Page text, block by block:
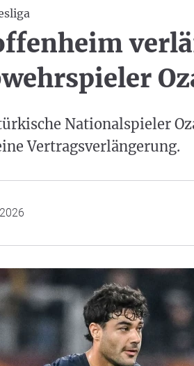
Nationalspieler
Vertragsverlängerung.